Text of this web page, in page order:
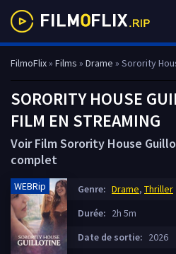
FilmoFlix» Films » Drame » Sorority
SORORITY HOUSE
FILM EN STREAMING
Voir Film Sorority House
complet
WEBRip Genre: Drame, Thriller
Durée: 2h 5m
Date de sortie: 2026